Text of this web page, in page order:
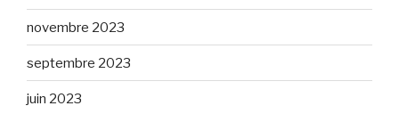
novembre 2023
septembre 2023
juin 2023